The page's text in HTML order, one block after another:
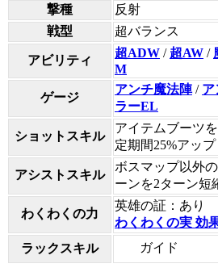
撃種
反射
戦型
超バランス
アビリティ
超ADW / 超AW /
M
ゲージ
アンチ魔法陣/ ア
ラーEL
ショットスキル
アイテムブーツ
定期間25%アップ
アシストスキル
ボスマップ以外
ーンを2ターン短
わくわくの力
英雄の証：あり
わくわくの実 効
ラックスキル
ガイド